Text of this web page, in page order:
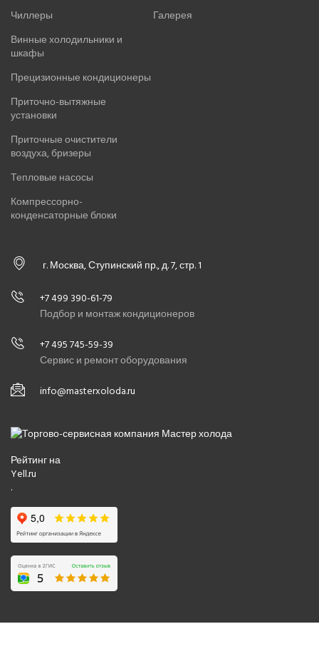
Чиллеры
Винные холодильники и
шкафы
Прецизионные кондиционеры
Приточно-вытяжные
установки
Приточные очистители
воздуха, бризеры
Тепловые насосы
Компрессорно-
конденсаторные блоки
Галерея
г. Москва, Ступинский пр., д. 7, стр. 1
+7 499 390-61-79
Подбор и монтаж кондиционеров
+7 495 745-59-39
Сервис и ремонт оборудования
info@masterxoloda.ru
Рейтинг на
Yell.ru
.